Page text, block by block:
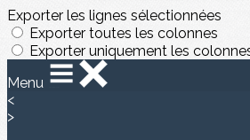
Exporter les lignes sélectionnées
Exporter toutes les colonnes
Exporter uniquement les
Menu
<
>